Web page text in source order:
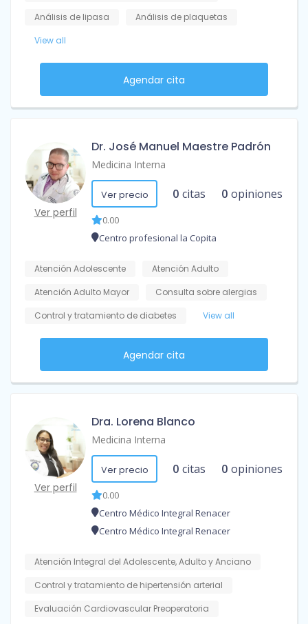
Análisis de lipasa
Análisis de plaquetas
View all
Agendar cita
Ver perfil
Dr. José Manuel Maestre Padrón
Medicina Interna
Ver precio 0 citas 0 opiniones
0.00
Centro profesional la Copita
Atención Adolescente
Atención Adulto
Atención Adulto Mayor
Consulta sobre alergias
Control y tratamiento de diabetes
View all
Agendar cita
Ver perfil
Dra. Lorena Blanco
Medicina Interna
Ver precio 0 citas 0 opiniones
0.00
Centro Médico Integral Renacer
Centro Médico Integral Renacer
Atención Integral del Adolescente, Adulto y Anciano
Control y tratamiento de hipertensión arterial
Evaluación Cardiovascular Preoperatoria